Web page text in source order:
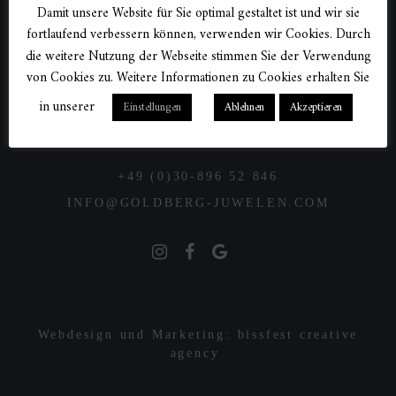
FASANENSTRASSE 73, 10719 BERLIN
MONTAG BIS FREITAG: 10:00 – 18:30
SAMSTAG: 10:00 – 16:00
+49 (0)30-896 52 846
INFO@GOLDBERG-JUWELEN.COM
Webdesign und Marketing: bissfest creative
agency
Damit unsere Website für Sie optimal gestaltet ist und wir sie
fortlaufend verbessern können, verwenden wir Cookies. Durch
die weitere Nutzung der Webseite stimmen Sie der Verwendung
von Cookies zu. Weitere Informationen zu Cookies erhalten Sie
in unserer
Einstellungen Ablehnen Akzeptieren